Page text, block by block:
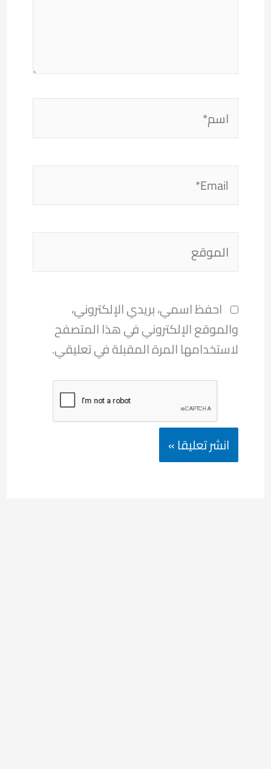
اسم*
Email*
الموقع
احفظ اسمي، بريدي الإلكتروني،
والموقع الإلكتروني في هذا المتصفح
لاستخدامها المرة المقبلة في تعليقي.